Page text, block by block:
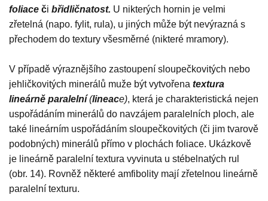
foliace či břidličnatost. U nikterých hornin je velmi
zřetelná (napo. fylit, rula), u jiných může být nevýrazná s
přechodem do textury všesměrné (nikteré mramory).
V případě výraznějšího zastoupení sloupečkovitých nebo
jehličkovitých minerálů muže být vytvořena textura
lineárně paralelní(lineace), která je charakteristická nejen
uspořádáním minerálů do navzájem paralelních ploch, ale
také lineárním uspořádáním sloupečkovitých (či jim tvarově
podobných) minerálů přímo v plochách foliace. Ukázkově
je lineárně paralelní textura vyvinuta u stébelnatých rul
(obr. 14). Rovněž některé amfibolity mají zřetelnou lineárně
paralelní texturu.